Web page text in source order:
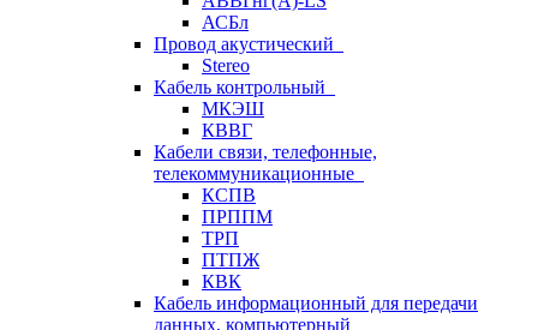
АСБл
Провод акустический
Stereo
Кабель контрольный
МКЭШ
КВВГ
Кабели связи, телефонные,
телекоммуникационные
КСПВ
ПРППМ
ТРП
ПТПЖ
КВК
Кабель информационный для передачи
данных, компьютерный